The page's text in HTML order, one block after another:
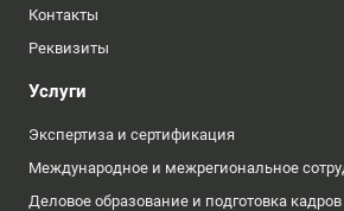
Контакты
Реквизиты
Услуги
Экспертиза и сертификация
Международное и межрегиональное
Деловое образование и подготовка кадров